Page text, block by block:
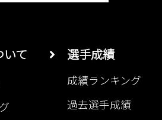
いて 選手成績
成績ランキング
過去選手成績